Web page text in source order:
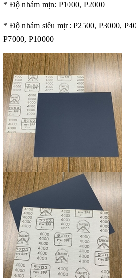
* Độ nhám mịn: P1000, P2000
* Độ nhám siêu mịn: P2500, P3000,
P7000, P10000